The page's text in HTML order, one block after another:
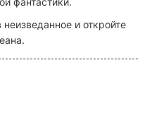
и откройте